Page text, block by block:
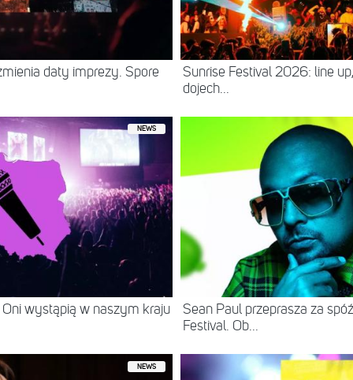
daty imprezy. Spore
Sunrise Festival 2026: line
dojech...
NEWS
wystąpią w naszym kraju
Sean Paul przeprasza za
Festival. Ob...
NEWS